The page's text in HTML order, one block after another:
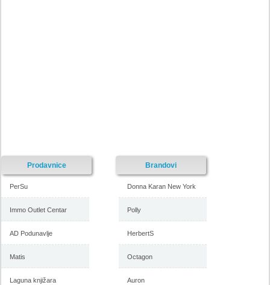
Prodavnice
PerSu
Immo Outlet Centar
AD Podunavlje
Matis
Laguna knjižara
Brandovi
Donna Karan New York
Polly
HerbertS
Octagon
Auron